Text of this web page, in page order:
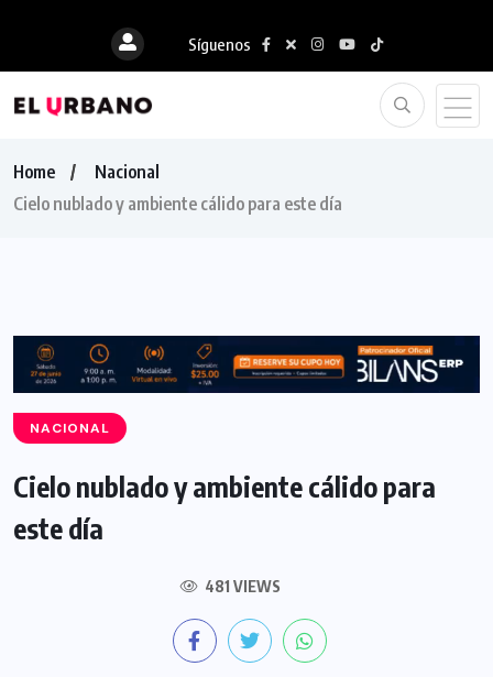
Síguenos
Home
Nacional
Cielo nublado y ambiente cálido para este día
NACIONAL
Cielo nublado y ambiente cálido para
este día
481 VIEWS